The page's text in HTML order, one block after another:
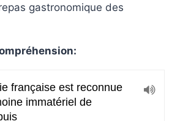
gastronomique des